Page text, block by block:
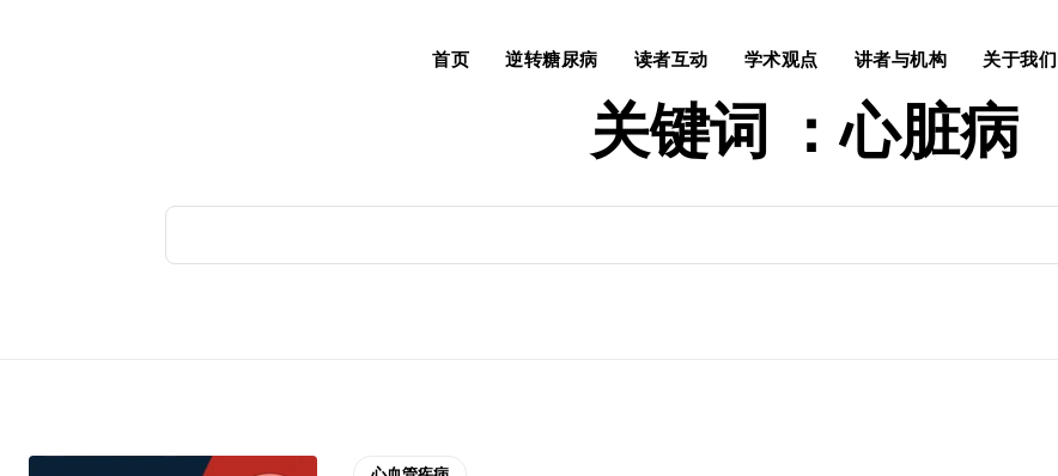
首页 逆转糖尿病 读者互动 学术观点 讲者与机构 关于我们
关键词 ：心脏病